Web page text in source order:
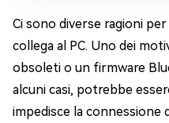
Ci sono diverse ragioni
collega al PC. Uno dei
obsoleti o un firmware
alcuni casi, potrebbe
impedisce la connessione